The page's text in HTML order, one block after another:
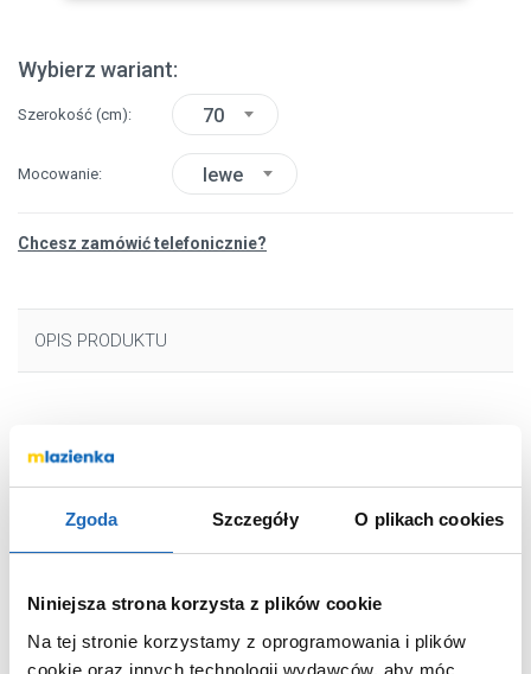
Zgoda Szczegóły O plikach cookies
Niniejsza strona korzysta z plików cookie
Na tej stronie korzystamy z oprogramowania i plików
cookie oraz innych technologii wydawców, aby móc
Wybierz wariant:
Szerokość (cm) 70
Mocowanie lewe
Chcesz zamówić telefonicznie?
OPIS PRODUKTU
Nr katalogowy
D0129A
Rodzaj
do wnęki
Typ
składane